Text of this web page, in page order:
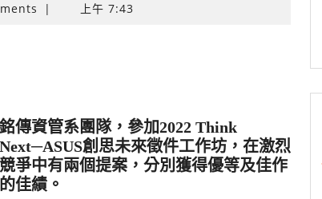
| 上午 7:43
銘傳資管系團隊，參加2022 Think
Next─ASUS創思未來徵件工作坊，在激烈
競爭中有兩個提案，分別獲得優等及佳作
的佳績。